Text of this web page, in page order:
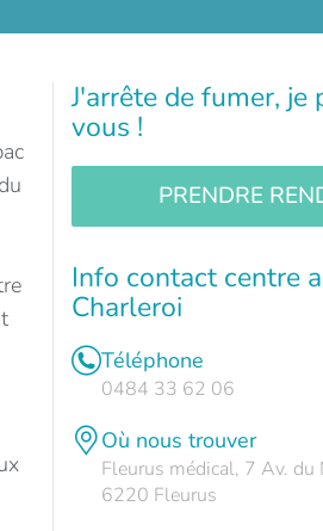
J'arrête de fumer, je
vous !
PRENDRE
Info contact centre
Charleroi
Téléphone
0484 33 62 06
Où nous trouver
Fleurus médical, 7 Av. du
6220 Fleurus